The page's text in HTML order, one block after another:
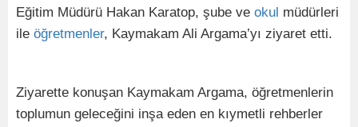
Eğitim Müdürü Hakan Karatop, şube ve okul müdürleri
ile öğretmenler, Kaymakam Ali Argama’yı ziyaret etti.
Ziyarette konuşan Kaymakam Argama, öğretmenlerin
toplumun geleceğini inşa eden en kıymetli rehberler